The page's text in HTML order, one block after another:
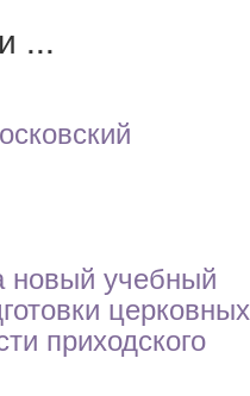
...
новый учебный
церковных
приходского